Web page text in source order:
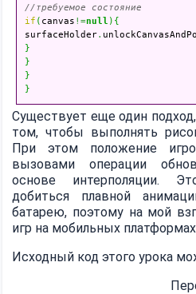
//требуемое состояние
if ( canvas !=null ) {
surfaceHolder.
}
}
}
}
Существует еще один
том, чтобы выполнять
При этом положение
вызовами операции
основе интерполяции.
добиться плавной
батарею, поэтому на мой
игр на мобильных
Исходный код этого урока